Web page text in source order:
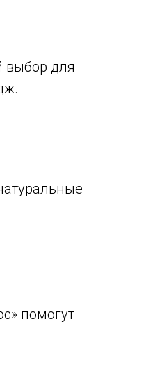
выбор для
помогут